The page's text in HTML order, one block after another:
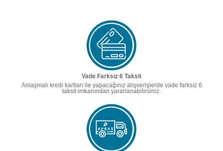
Vade Farksız 6 Taksit
Anlaşmalı kredi kartları ile yapacağınız alışverişlerde vade farksız 6
taksit imkanından yararlanabilirsiniz.